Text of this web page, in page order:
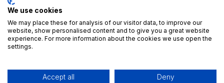
contactus@forgeflow.com
+ 34 936 94 04 85
We use cookies
We may place these for analysis of our visitor data, to improve our
website, show personalised content and to give you a great website
experience. For more information about the cookies we use open the
settings.
Accept all Deny